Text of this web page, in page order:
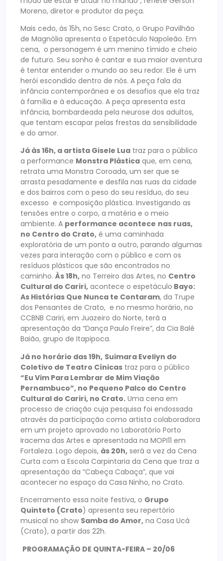
Moreno, diretor e produtor da peça.
Mais cedo, às 15h, no Sesc Crato, o Grupo Pavilhão
de Magnólia apresenta o Espetáculo Napoleão. Em
cena, o personagem é um menino tímido e cheio
de futuro. Seu sonho é cantar e sua maior aventura
é tentar entender o mundo ao seu redor. Ele é um
herói escondido dentro de nós. A peça fala da
infância contemporânea e os desafios que ela traz
à família e à educação. A peça apresenta esta
infância, bombardeada pela neurose dos adultos,
que tentam escapar pelas frestas da sensibilidade
e do amor.
Já às 16h, a artista Gisele Lua traz para o público
a performance Monstra Plástica que, em cena,
retrata uma Monstra Coroada, um ser que se
arrasta pesadamente e desfila nas ruas da cidade
e dos bairros com o peso do seu resíduo, do seu
excesso e composição plástica. Investigando as
tensões entre o corpo, a matéria e o meio
ambiente. A performance acontece nas ruas,
no Centro do Crato, é uma caminhada
exploratória de um ponto a outro, parando algumas
vezes para interação com o público e com os
resíduos plásticos que são encontrados no
caminho. Às 18h, no Terreiro das Artes, no Centro
Cultural do Cariri, acontece o espetáculo Bayo:
As Histórias Que Nunca te Contaram, da Trupe
dos Pensantes de Crato, e no mesmo horário, no
CCBNB Cariri, em Juazeiro do Norte, terá a
apresentação da “Dança Paulo Freire”, da Cia Balé
Baião, grupo de Itapipoca.
Já no horário das 19h, Suimara Eveliyn do
Coletivo de Teatro Cínicas traz para o público
“Eu Vim Para Lembrar de Mim Viação
Pernambuco”, no Pequeno Palco do Centro
Cultural do Cariri, no Crato. Uma cena em
processo de criação cuja pesquisa foi endossada
através da participação como artista colaboradora
em um projeto aprovado no Laboratório Porto
Iracema das Artes e apresentada na MOPI11 em
Fortaleza. Logo depois, às 20h, será a vez da Cena
Curta com a Escola Carpintaria da Cena que traz a
apresentação da “Cabeça Cabaça”, que vai
acontecer no espaço da Casa Ninho, no Crato.
Encerramento essa noite festiva, o Grupo
Quinteto (Crato) apresenta seu repertório
musical no show Samba do Amor, na Casa Ucá
(Crato), a partir das 22h.
PROGRAMAÇÃO DE QUINTA-FEIRA – 20/06